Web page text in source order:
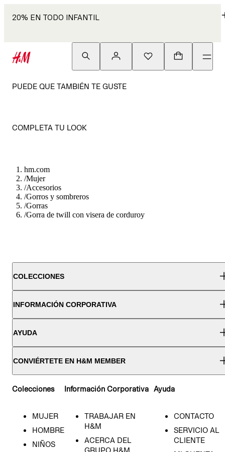
20% EN TODO INFANTIL
PUEDE QUE TAMBIÉN TE GUSTE
COMPLETA TU LOOK
hm.com
/Mujer
/Accesorios
/Gorros y sombreros
/Gorras
/Gorra de twill con visera de corduroy
COLECCIONES
INFORMACIÓN CORPORATIVA
AYUDA
CONVIÉRTETE EN H&M MEMBER
Colecciones
MUJER
HOMBRE
NIÑOS
Información Corporativa
TRABAJAR EN
H&M
ACERCA DEL
Ayuda
CONTACTO
SERVICIO AL
CLIENTE